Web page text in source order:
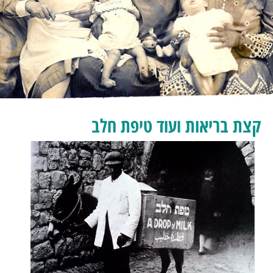
קצת בריאות ועוד טיפת חלב